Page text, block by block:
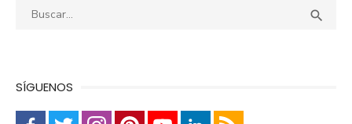
Buscar: 
SÍGUENOS